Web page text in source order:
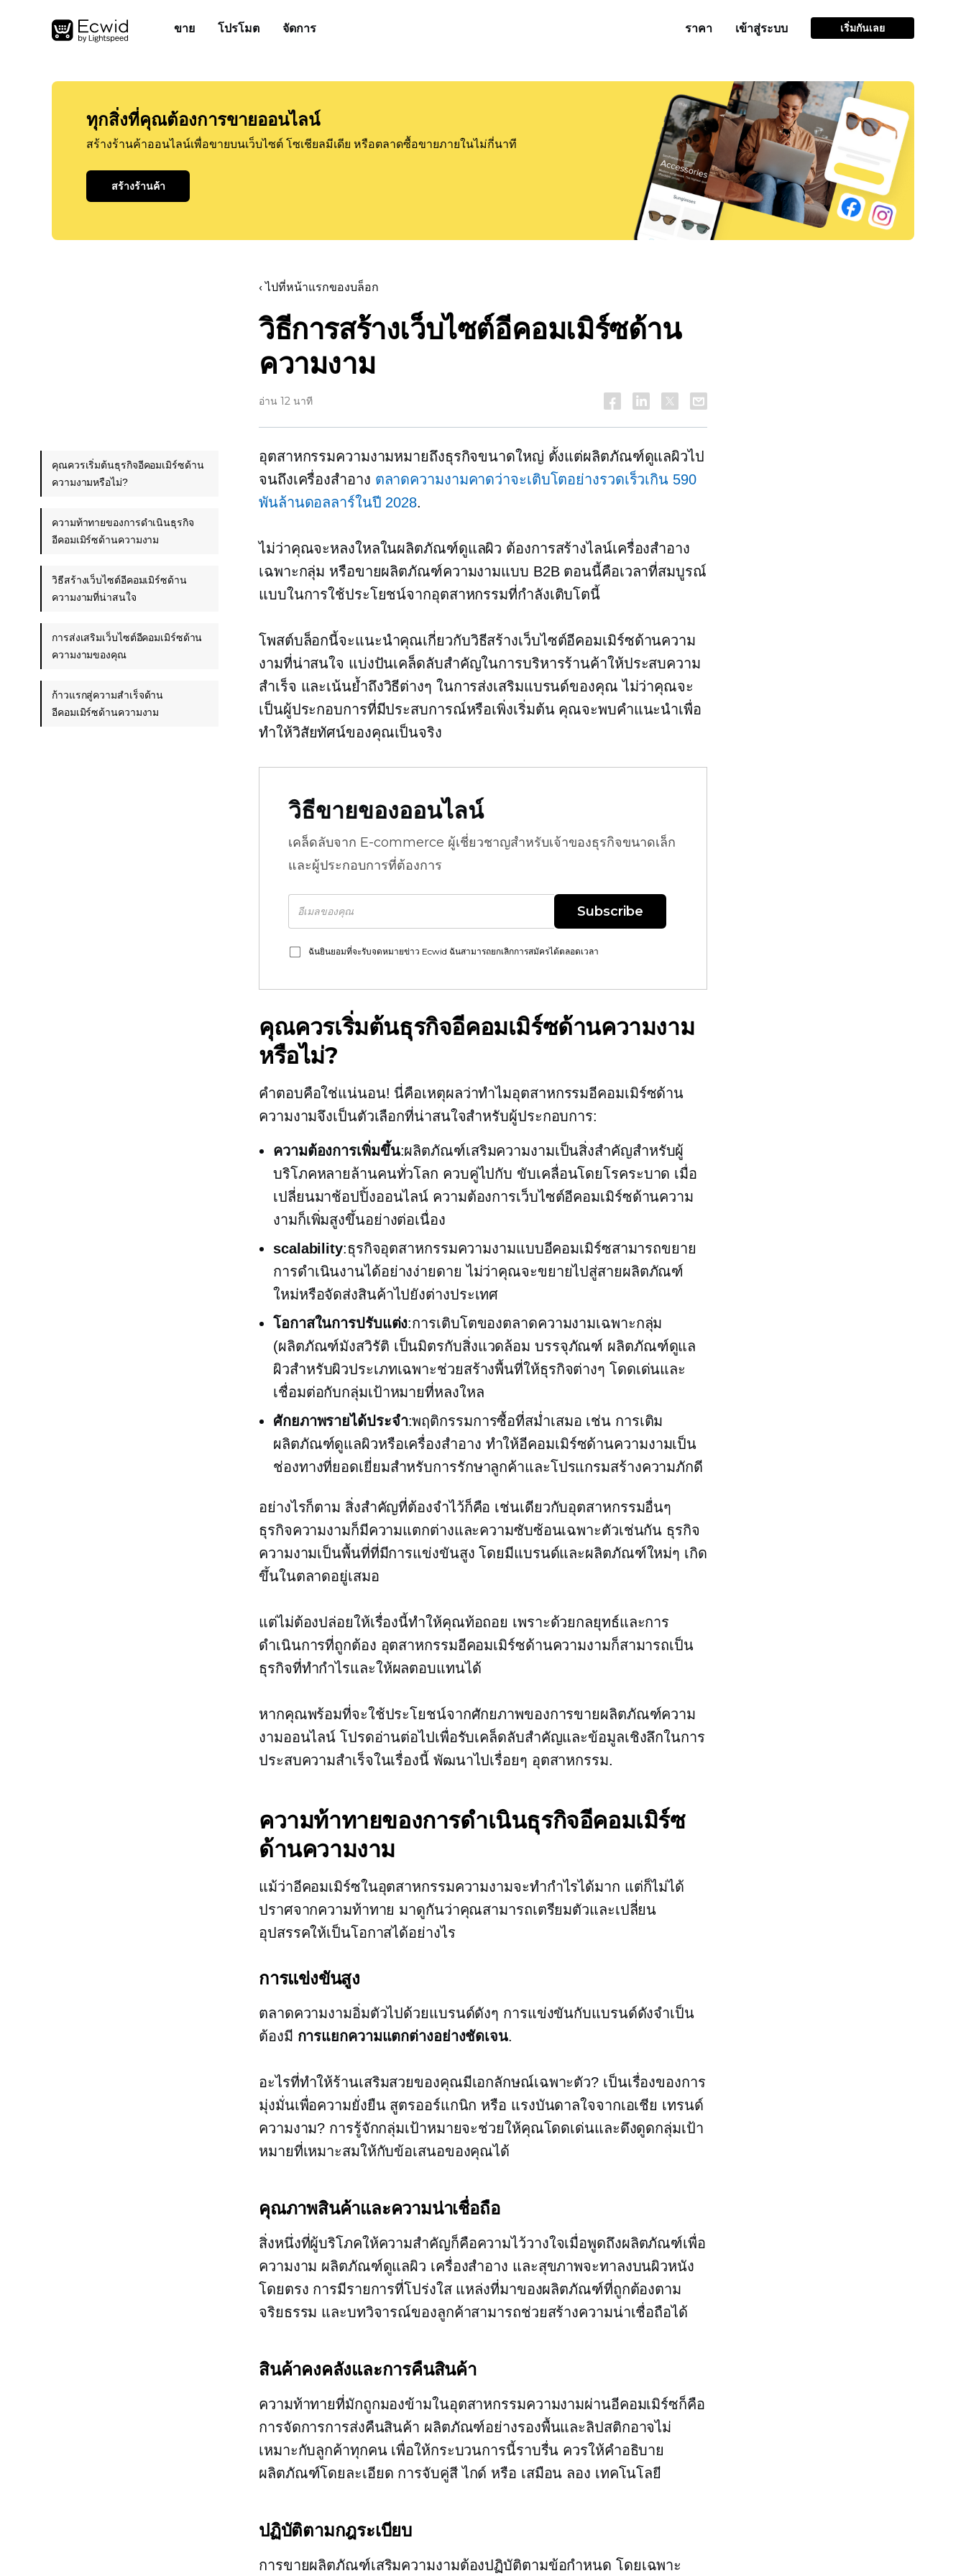
ขาย โปรโมต จัดการ ราคา เข้าสู่ระบบ เริ่มกันเลย
ทุกสิ่งที่คุณต้องการขายออนไลน์
สร้างร้านค้าออนไลน์เพื่อขายบนเว็บไซต์ โซเชียลมีเดีย หรือตลาดซื้อขายภายในไม่กี่นาที
สร้างร้านค้า
‹ ไปที่หน้าแรกของบล็อก
วิธีการสร้างเว็บไซต์อีคอมเมิร์ซด้าน
ความงาม
อ่าน 12 นาที
อุตสาหกรรมความงามหมายถึงธุรกิจขนาดใหญ่ ตั้งแต่ผลิตภัณฑ์ดูแลผิวไป
จนถึงเครื่องสำอาง ตลาดความงามคาดว่าจะเติบโตอย่างรวดเร็วเกิน 590
พันล้านดอลลาร์ในปี 2028.
ไม่ว่าคุณจะหลงใหลในผลิตภัณฑ์ดูแลผิว ต้องการสร้างไลน์เครื่องสำอาง
เฉพาะกลุ่ม หรือขายผลิตภัณฑ์ความงามแบบ B2B ตอนนี้คือเวลาที่สมบูรณ์
แบบในการใช้ประโยชน์จากอุตสาหกรรมที่กำลังเติบโตนี้
โพสต์บล็อกนี้จะแนะนำคุณเกี่ยวกับวิธีสร้างเว็บไซต์อีคอมเมิร์ซด้านความ
งามที่น่าสนใจ แบ่งปันเคล็ดลับสำคัญในการบริหารร้านค้าให้ประสบความ
สำเร็จ และเน้นย้ำถึงวิธีต่างๆ ในการส่งเสริมแบรนด์ของคุณ ไม่ว่าคุณจะ
เป็นผู้ประกอบการที่มีประสบการณ์หรือเพิ่งเริ่มต้น คุณจะพบคำแนะนำเพื่อ
ทำให้วิสัยทัศน์ของคุณเป็นจริง
วิธีขายของออนไลน์
เคล็ดลับจาก E-commerce ผู้เชี่ยวชาญสำหรับเจ้าของธุรกิจขนาดเล็ก
และผู้ประกอบการที่ต้องการ
Subscribe
ฉันยินยอมที่จะรับจดหมายข่าว Ecwid ฉันสามารถยกเลิกการสมัครได้ตลอดเวลา
คุณควรเริ่มต้นธุรกิจอีคอมเมิร์ซด้านความงาม
หรือไม่?
คำตอบคือใช่แน่นอน! นี่คือเหตุผลว่าทำไมอุตสาหกรรมอีคอมเมิร์ซด้าน
ความงามจึงเป็นตัวเลือกที่น่าสนใจสำหรับผู้ประกอบการ:
ความต้องการเพิ่มขึ้น:ผลิตภัณฑ์เสริมความงามเป็นสิ่งสำคัญสำหรับผู้
บริโภคหลายล้านคนทั่วโลก ควบคู่ไปกับ ขับเคลื่อนโดยโรคระบาด เมื่อ
เปลี่ยนมาช้อปปิ้งออนไลน์ ความต้องการเว็บไซต์อีคอมเมิร์ซด้านความ
งามก็เพิ่มสูงขึ้นอย่างต่อเนื่อง
scalability:ธุรกิจอุตสาหกรรมความงามแบบอีคอมเมิร์ซสามารถขยาย
การดำเนินงานได้อย่างง่ายดาย ไม่ว่าคุณจะขยายไปสู่สายผลิตภัณฑ์
ใหม่หรือจัดส่งสินค้าไปยังต่างประเทศ
โอกาสในการปรับแต่ง:การเติบโตของตลาดความงามเฉพาะกลุ่ม
(ผลิตภัณฑ์มังสวิรัติ เป็นมิตรกับสิ่งแวดล้อม บรรจุภัณฑ์ ผลิตภัณฑ์ดูแล
ผิวสำหรับผิวประเภทเฉพาะช่วยสร้างพื้นที่ให้ธุรกิจต่างๆ โดดเด่นและ
เชื่อมต่อกับกลุ่มเป้าหมายที่หลงใหล
ศักยภาพรายได้ประจำ:พฤติกรรมการซื้อที่สม่ำเสมอ เช่น การเติม
ผลิตภัณฑ์ดูแลผิวหรือเครื่องสำอาง ทำให้อีคอมเมิร์ซด้านความงามเป็น
ช่องทางที่ยอดเยี่ยมสำหรับการรักษาลูกค้าและโปรแกรมสร้างความภักดี
อย่างไรก็ตาม สิ่งสำคัญที่ต้องจำไว้ก็คือ เช่นเดียวกับอุตสาหกรรมอื่นๆ
ธุรกิจความงามก็มีความแตกต่างและความซับซ้อนเฉพาะตัวเช่นกัน ธุรกิจ
ความงามเป็นพื้นที่ที่มีการแข่งขันสูง โดยมีแบรนด์และผลิตภัณฑ์ใหม่ๆ เกิด
ขึ้นในตลาดอยู่เสมอ
แต่ไม่ต้องปล่อยให้เรื่องนี้ทำให้คุณท้อถอย เพราะด้วยกลยุทธ์และการ
ดำเนินการที่ถูกต้อง อุตสาหกรรมอีคอมเมิร์ซด้านความงามก็สามารถเป็น
ธุรกิจที่ทำกำไรและให้ผลตอบแทนได้
หากคุณพร้อมที่จะใช้ประโยชน์จากศักยภาพของการขายผลิตภัณฑ์ความ
งามออนไลน์ โปรดอ่านต่อไปเพื่อรับเคล็ดลับสำคัญและข้อมูลเชิงลึกในการ
ประสบความสำเร็จในเรื่องนี้ พัฒนาไปเรื่อยๆ อุตสาหกรรม.
ความท้าทายของการดำเนินธุรกิจอีคอมเมิร์ซ
ด้านความงาม
แม้ว่าอีคอมเมิร์ซในอุตสาหกรรมความงามจะทำกำไรได้มาก แต่ก็ไม่ได้
ปราศจากความท้าทาย มาดูกันว่าคุณสามารถเตรียมตัวและเปลี่ยน
อุปสรรคให้เป็นโอกาสได้อย่างไร
การแข่งขันสูง
ตลาดความงามอิ่มตัวไปด้วยแบรนด์ดังๆ การแข่งขันกับแบรนด์ดังจำเป็น
ต้องมี การแยกความแตกต่างอย่างชัดเจน.
อะไรที่ทำให้ร้านเสริมสวยของคุณมีเอกลักษณ์เฉพาะตัว? เป็นเรื่องของการ
มุ่งมั่นเพื่อความยั่งยืน สูตรออร์แกนิก หรือ แรงบันดาลใจจากเอเชีย เทรนด์
ความงาม? การรู้จักกลุ่มเป้าหมายจะช่วยให้คุณโดดเด่นและดึงดูดกลุ่มเป้า
หมายที่เหมาะสมให้กับข้อเสนอของคุณได้
คุณภาพสินค้าและความน่าเชื่อถือ
สิ่งหนึ่งที่ผู้บริโภคให้ความสำคัญก็คือความไว้วางใจเมื่อพูดถึงผลิตภัณฑ์เพื่อ
ความงาม ผลิตภัณฑ์ดูแลผิว เครื่องสำอาง และสุขภาพจะทาลงบนผิวหนัง
โดยตรง การมีรายการที่โปร่งใส แหล่งที่มาของผลิตภัณฑ์ที่ถูกต้องตาม
จริยธรรม และบทวิจารณ์ของลูกค้าสามารถช่วยสร้างความน่าเชื่อถือได้
สินค้าคงคลังและการคืนสินค้า
ความท้าทายที่มักถูกมองข้ามในอุตสาหกรรมความงามผ่านอีคอมเมิร์ซก็คือ
การจัดการการส่งคืนสินค้า ผลิตภัณฑ์อย่างรองพื้นและลิปสติกอาจไม่
เหมาะกับลูกค้าทุกคน เพื่อให้กระบวนการนี้ราบรื่น ควรให้คำอธิบาย
ผลิตภัณฑ์โดยละเอียด การจับคู่สีไกด์ หรือ เสมือน ลอง เทคโนโลยี
ปฏิบัติตามกฎระเบียบ
การขายผลิตภัณฑ์เสริมความงามต้องปฏิบัติตามข้อกำหนด โดยเฉพาะ
คุณควรเริ่มต้นธุรกิจอีคอมเมิร์ซด้าน
ความงามหรือไม่?
ความท้าทายของการดำเนินธุรกิจ
อีคอมเมิร์ซด้านความงาม
วิธีสร้างเว็บไซต์อีคอมเมิร์ซด้าน
ความงามที่น่าสนใจ
การส่งเสริมเว็บไซต์อีคอมเมิร์ซด้าน
ความงามของคุณ
ก้าวแรกสู่ความสำเร็จด้าน
อีคอมเมิร์ซด้านความงาม